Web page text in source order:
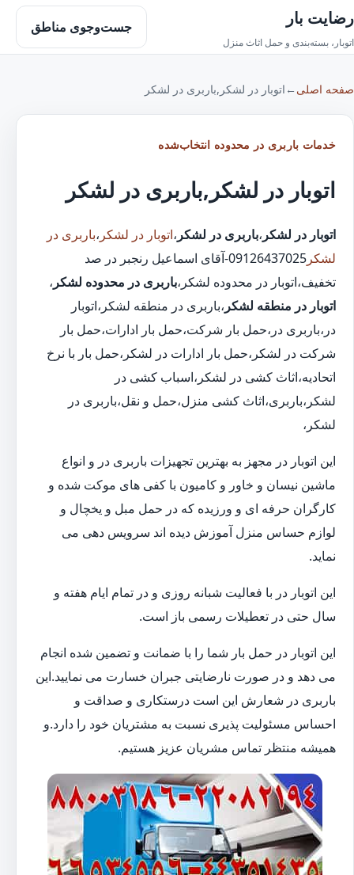
رضایت بار
اتوبار، بسته‌بندی و حمل اثاث منزل
جست‌وجوی مناطق
صفحه اصلی ← اتوبار در لشکر,باربری در لشکر
خدمات باربری در محدوده انتخاب‌شده
اتوبار در لشکر,باربری در لشکر
اتوبار در لشکر ،باربری در لشکر ،اتوبار در لشکر ،باربری در
لشکر
09126437025-آقای اسماعیل رنجبر در صد
تخفیف،اتوبار در محدوده لشکر،باربری در محدوده لشکر ،
اتوبار در منطقه لشکر ،باربری در منطقه لشکر،اتوبار
در،باربری در،حمل بار شرکت،حمل بار ادارات،حمل بار
شرکت در لشکر،حمل بار ادارات در لشکر،حمل بار با نرخ
اتحادیه،اثاث کشی در لشکر،اسباب کشی در
لشکر،باربری،اثاث کشی منزل،حمل و نقل،باربری در
لشکر،
این اتوبار در مجهز به بهترین تجهیزات باربری در و انواع
ماشین نیسان و خاور و کامیون با کفی های موکت شده و
کارگران حرفه ای و ورزیده که در حمل مبل و یخچال و
لوازم حساس منزل آموزش دیده اند سرویس دهی می
نماید.
این اتوبار در با فعالیت شبانه روزی و در تمام ایام هفته و
سال حتی در تعطیلات رسمی باز است.
این اتوبار در حمل بار شما را با ضمانت و تضمین شده انجام
می دهد و در صورت نارضایتی جبران خسارت می نمایید.این
باربری در شعارش این است درستکاری و صداقت و
احساس مسئولیت پذیری نسبت به مشتریان خود را دارد.و
همیشه منتظر تماس مشریان عزیز هستیم.